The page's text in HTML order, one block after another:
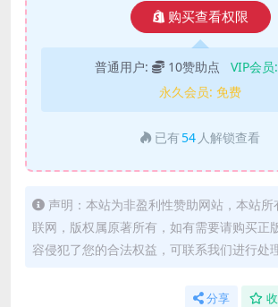
购买查看权限
普通用户: 10赞助点 VIP会员:
永久会员: 免费
已有 54 人解锁查看
声明：本站为非盈利性赞助网站，本站所
联网，版权属原著所有，如有需要请购买正
容侵犯了您的合法权益，可联系我们进行处理
分享